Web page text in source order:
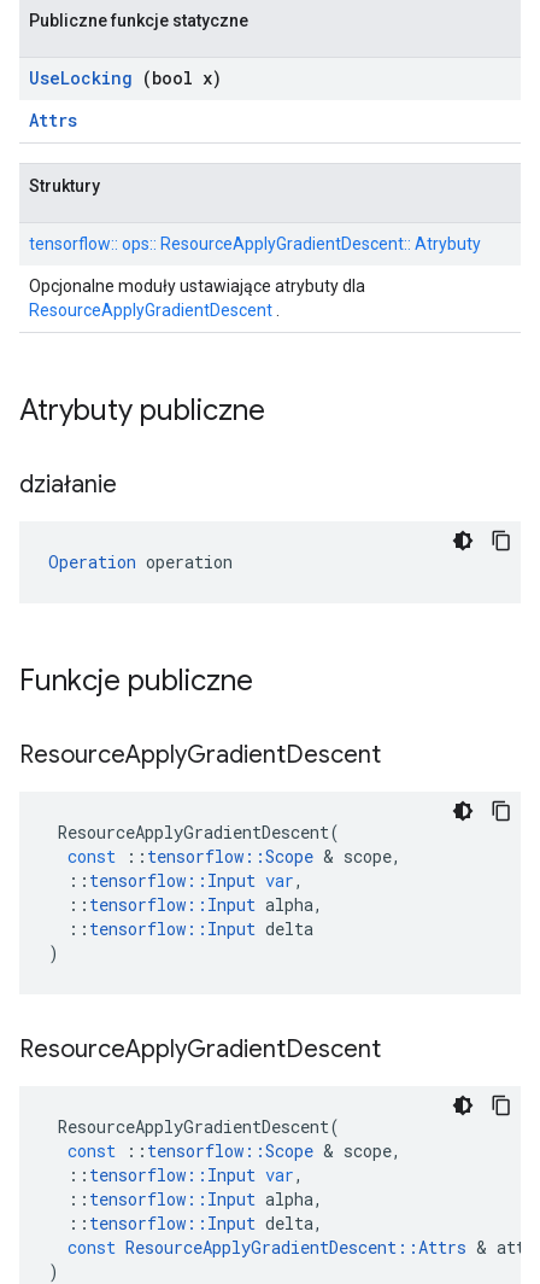
Publiczne funkcje statyczne
UseLocking (bool x)
Attrs
Struktury
tensorflow:: ops:: ResourceApplyGradientDescent:: Atrybuty
Opcjonalne moduły ustawiające atrybuty dla
ResourceApplyGradientDescent
Atrybuty publiczne
działanie
Operation operation
Funkcje publiczne
ResourceApplyGradientDescent
ResourceApplyGradientDescent(
const
:: tensorflow ::Scope & scope,
:: tensorflow :: Input var,
:: tensorflow :: Input alpha,
:: tensorflow :: Input delta
)
ResourceApplyGradientDescent
ResourceApplyGradientDescent(
const
:: tensorflow ::Scope & scope,
:: tensorflow :: Input var,
:: tensorflow :: Input alpha,
:: tensorflow :: Input delta,
const ResourceApplyGradientDescent ::Attrs &
)